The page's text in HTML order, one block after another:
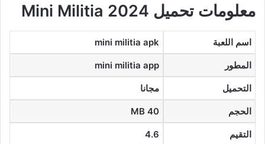
معلومات تحميل Mini Militia 2024
اسم اللعبة mini militia apk
المطور mini militia app
التحميل مجانا
الحجم MB 40
التقيم 4.6